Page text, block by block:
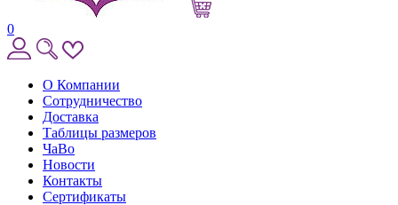
0
О Компании
Сотрудничество
Доставка
Таблицы размеров
ЧаВо
Новости
Контакты
Сертификаты